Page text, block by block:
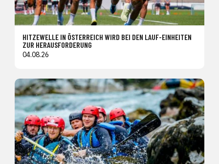
HITZEWELLE IN ÖSTERREICH WIRD BEI DEN LAUF-EINHEITEN
ZUR HERAUSFORDERUNG
04.08.26